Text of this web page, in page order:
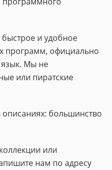
и удобное
программ, официально
язык. Мы не
или пиратские
большинство
или
нам по адресу